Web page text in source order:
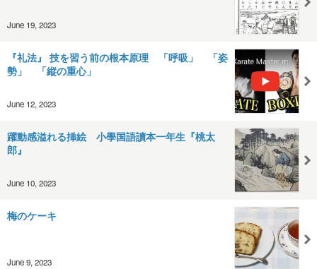
June 19, 2023
『礼法』 技を習う前の根本原理 「呼吸」 「姿
勢」 「縦の重心」
June 12, 2023
躍動感溢れる挿絵 小學国語讀本一年生『桃太
郎』
June 10, 2023
梅のケーキ
June 9, 2023